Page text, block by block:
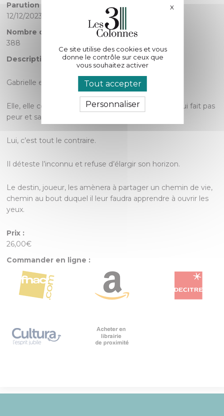
Parution :
12/12/2023
Nombre de pages :
388
Description :
Gabrielle et Thomas sont totalement différents.
Elle, elle conçoit le monde comme infini, la vie ne lui fait pas
peur et sans retenue, elle plonge dans l’inconnu.
Lui, c’est tout le contraire.
Il déteste l’inconnu et refuse d’élargir son horizon.
Le destin, joueur, les amènera à partager un chemin de vie,
chemin au bout duquel il leur faudra apprendre à ouvrir les
yeux.
Prix :
26,00€
Commander en ligne :
Ce site utilise des cookies et vous
donne le contrôle sur ceux que
vous souhaitez activer
Tout accepter
Personnaliser
XMasquer le